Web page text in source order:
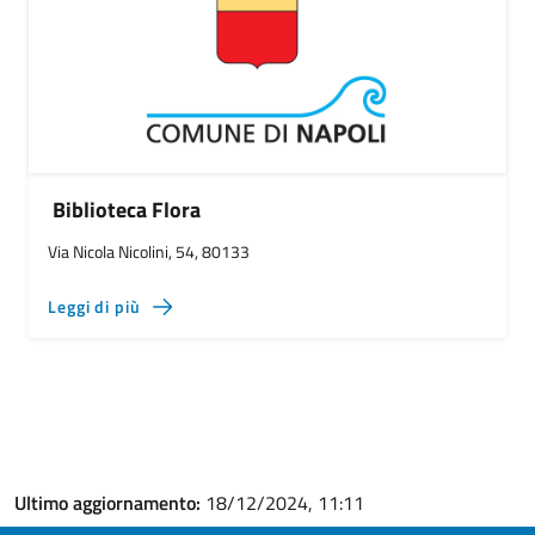
Biblioteca Flora
Via Nicola Nicolini, 54, 80133
Leggi di più
Ultimo aggiornamento: 18/12/2024, 11:11